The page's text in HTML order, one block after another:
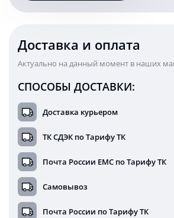
прикуриватель
Доставка и оплата
Актуально на данный момент в наших
СПОСОБЫ ДОСТАВКИ:
Доставка курьером
ТК СДЭК по Тарифу ТК
Почта России ЕМС по Тарифу ТК
Самовывоз
Почта России по Тарифу ТК